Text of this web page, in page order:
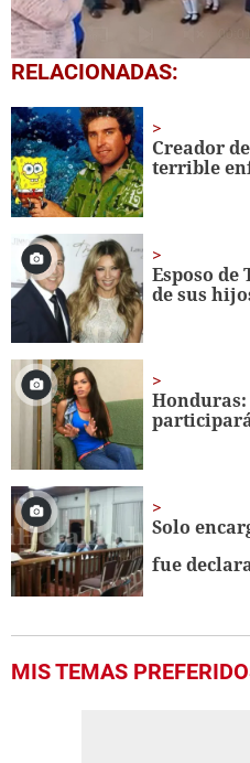
0
seconds
1
minute,
56
seconds
RELACIONADAS:
Creador
terrible
Esposo
de sus
Solo
fue
MIS TEMAS